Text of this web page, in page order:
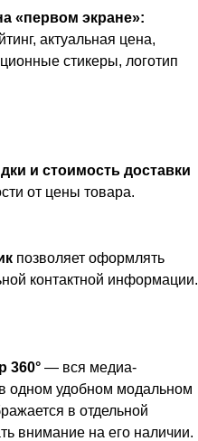
«первом экране»:
актуальная цена,
стикеры, логотип
и стоимость доставки
от цены товара.
позволяет оформлять
контактной информации.
360° — вся медиа-
одном удобном модальном
в отдельной
внимание на его наличии.